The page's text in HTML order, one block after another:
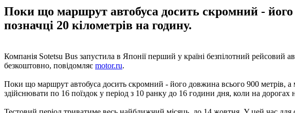
Поки що маршрут автобуса досить скромний -
позначці 20 кілометрів на годину.
Компанія Sotetsu Bus запустила в Японії перший у країні безпілотний
безкоштовно, повідомляє motor.ru.
Поки що маршрут автобуса досить скромний - його довжина всього 900 метрів, а
здійснювати по 16 поїздок у період з 10 ранку до 16 години дня, коли на